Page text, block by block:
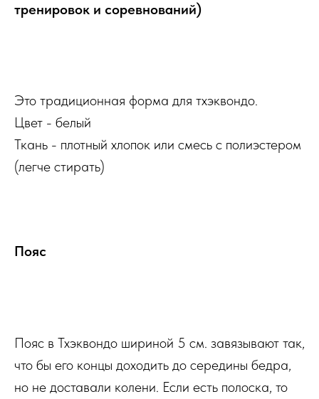
тренировок и соревнований)
Это традиционная форма для тхэквондо.
Цвет - белый
Ткань - плотный хлопок или смесь с полиэстером
(легче стирать)
Пояс
Пояс в Тхэквондо шириной 5 см. завязывают так,
что бы его концы доходить до середины бедра,
но не доставали колени. Если есть полоска, то